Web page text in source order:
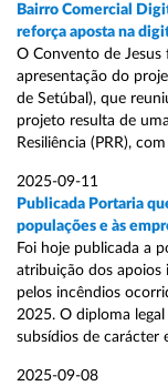
Bairro Comercial
reforça aposta na
O Convento de Jesus
apresentação do
de Setúbal), que
projeto resulta de
Resiliência (PRR),
2025-09-11
Publicada Portaria
populações e às
Foi hoje publicada a
atribuição dos apoios
pelos incêndios
2025. O diploma
subsídios de carácter
2025-09-08